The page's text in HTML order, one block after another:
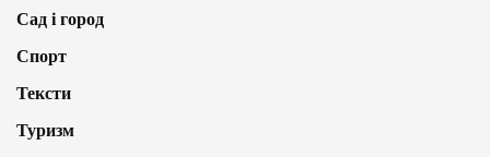
Сад і город
Спорт
Тексти
Туризм